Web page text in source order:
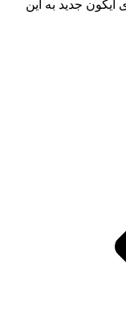
جدید به این